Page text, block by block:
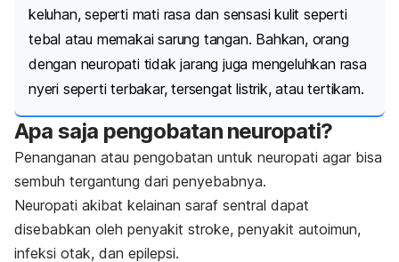
keluhan, seperti mati rasa dan sensasi kulit seperti
tebal atau memakai sarung tangan. Bahkan, orang
dengan neuropati tidak jarang juga mengeluhkan rasa
nyeri seperti terbakar, tersengat listrik, atau tertikam.
Apa saja pengobatan neuropati?
Penanganan atau pengobatan untuk neuropati agar bisa
sembuh tergantung dari penyebabnya.
Neuropati akibat kelainan saraf sentral dapat
disebabkan oleh penyakit stroke, penyakit autoimun,
infeksi otak, dan epilepsi.